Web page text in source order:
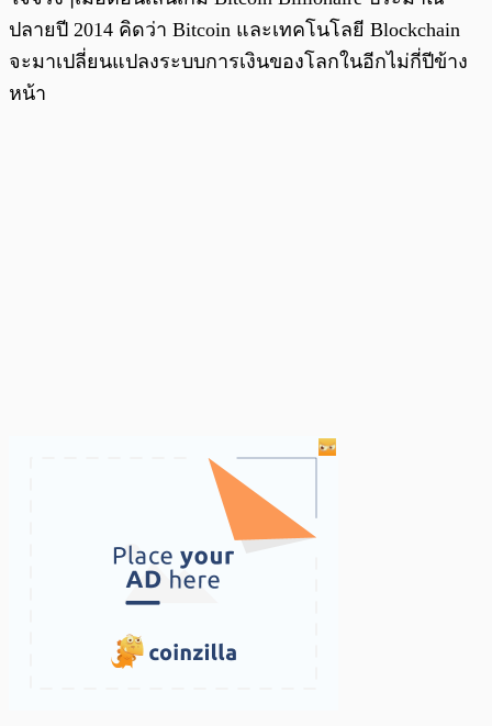
ปลายปี 2014 คิดว่า Bitcoin และเทคโนโลยี Blockchain
จะมาเปลี่ยนแปลงระบบการเงินของโลกในอีกไม่กี่ปีข้าง
หน้า